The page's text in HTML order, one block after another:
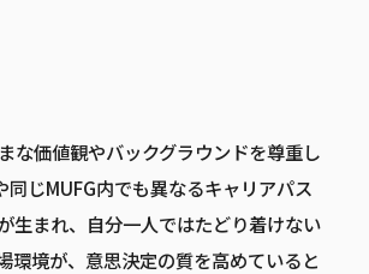
な価値観やバックグラウンドを尊重し
じMUFG内でも異なるキャリアパス
生まれ、自分一人ではたどり着けない
環境が、意思決定の質を高めていると